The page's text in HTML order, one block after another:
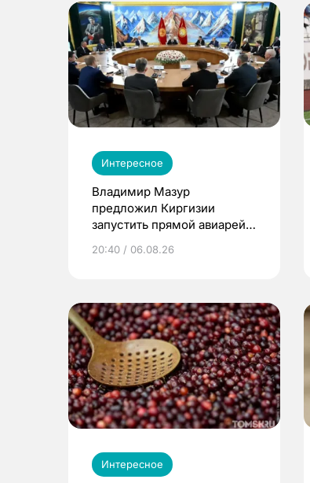
Интересное
Владимир Мазур
предложил Киргизии
запустить прямой авиарейс
20:40 / 06.08.26
Интересное